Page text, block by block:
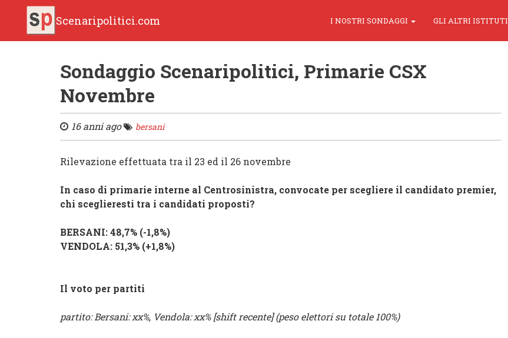
Scenaripolitici.com I NOSTRI SONDAGGI GLI ALTRI ISTITUTI
Sondaggio Scenaripolitici, Primarie CSX
Novembre
16 anni ago bersani
Rilevazione effettuata tra il 23 ed il 26 novembre
In caso di primarie interne al Centrosinistra, convocate per scegliere il candidato premier,
chi sceglieresti tra i candidati proposti?
BERSANI: 48,7% (-1,8%)
VENDOLA: 51,3% (+1,8%)
Il voto per partiti
partito: Bersani: xx%, Vendola: xx% [shift recente] (peso elettori su totale 100%)